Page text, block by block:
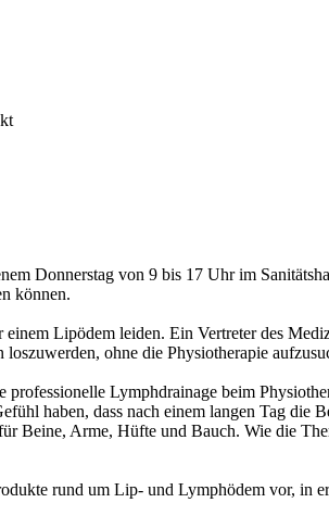
Donnerstag von 9 bis 17 Uhr im
können.
Lipödem leiden. Ein Vertreter des
ohne die Physiotherapie
Lymphdrainage beim
haben, dass nach einem langen Tag die
Beine, Arme, Hüfte und Bauch. Wie die
rund um Lip- und Lymph­ödem vor, in